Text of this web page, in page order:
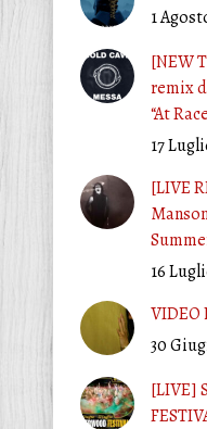
1
[NEW
remix
“At
17
[LIVE
16
VIDEO
30
[LIVE]